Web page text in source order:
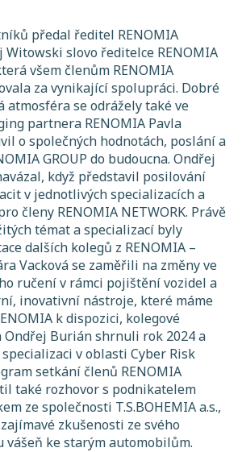
předal ředitel RENOMIA
Witowski slovo ředitelce RENOMIA
všem členům RENOMIA
za vynikající spolupráci. Dobré
atmosféra se odrážely také ve
partnera RENOMIA Pavla
o společných hodnotách, poslání a
GROUP do budoucna. Ondřej
když představil posilování
v jednotlivých specializacích a
členy RENOMIA NETWORK. Právě
témat a specializací byly
dalších kolegů z RENOMIA –
Vacková se zaměřili na změny ve
ručení v rámci pojištění vozidel a
inovativní nástroje, které máme
k dispozici, kolegové
Ondřej Burián shrnuli rok 2024 a
v oblasti Cyber Risk
setkání členů RENOMIA
také rozhovor s podnikatelem
ze společnosti T.S.BOHEMIA a.s.,
zkušenosti ze svého
vášeň ke starým automobilům.